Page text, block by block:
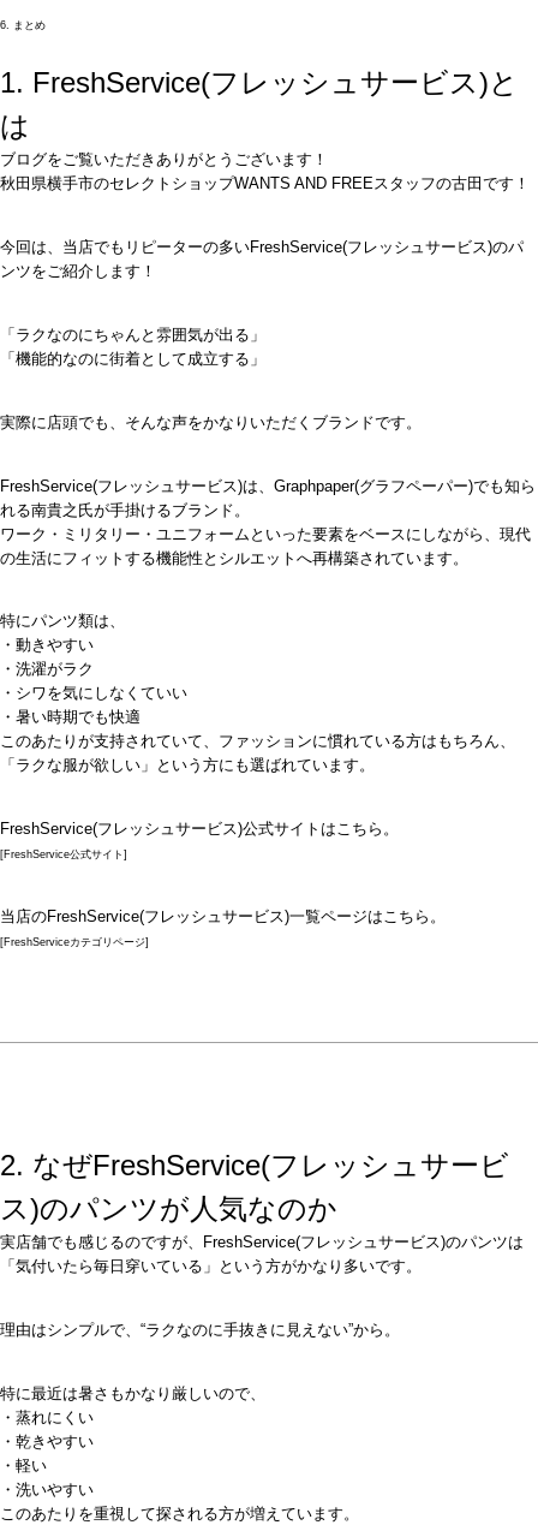
6. まとめ
1. FreshService(フレッシュサービス)と
は
ブログをご覧いただきありがとうございます！
秋田県横手市のセレクトショップWANTS AND FREEスタッフの古田です！
今回は、当店でもリピーターの多いFreshService(フレッシュサービス)のパ
ンツをご紹介します！
「ラクなのにちゃんと雰囲気が出る」
「機能的なのに街着として成立する」
実際に店頭でも、そんな声をかなりいただくブランドです。
FreshService(フレッシュサービス)は、Graphpaper(グラフペーパー)でも知ら
れる南貴之氏が手掛けるブランド。
ワーク・ミリタリー・ユニフォームといった要素をベースにしながら、現代
の生活にフィットする機能性とシルエットへ再構築されています。
特にパンツ類は、
・動きやすい
・洗濯がラク
・シワを気にしなくていい
・暑い時期でも快適
このあたりが支持されていて、ファッションに慣れている方はもちろん、
「ラクな服が欲しい」という方にも選ばれています。
FreshService(フレッシュサービス)公式サイトはこちら。
[FreshService公式サイト]
当店のFreshService(フレッシュサービス)一覧ページはこちら。
[FreshServiceカテゴリページ]
2. なぜFreshService(フレッシュサービ
ス)のパンツが人気なのか
実店舗でも感じるのですが、FreshService(フレッシュサービス)のパンツは
「気付いたら毎日穿いている」という方がかなり多いです。
理由はシンプルで、“ラクなのに手抜きに見えない”から。
特に最近は暑さもかなり厳しいので、
・蒸れにくい
・乾きやすい
・軽い
・洗いやすい
このあたりを重視して探される方が増えています。